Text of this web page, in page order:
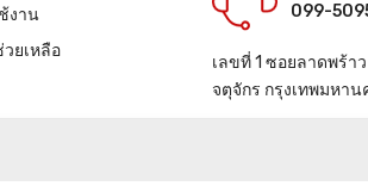
งาน
ยเหลือ
099-
เลขที่ 1 ซอยลาดพร้า
จตุจักร กรุงเทพมหาน